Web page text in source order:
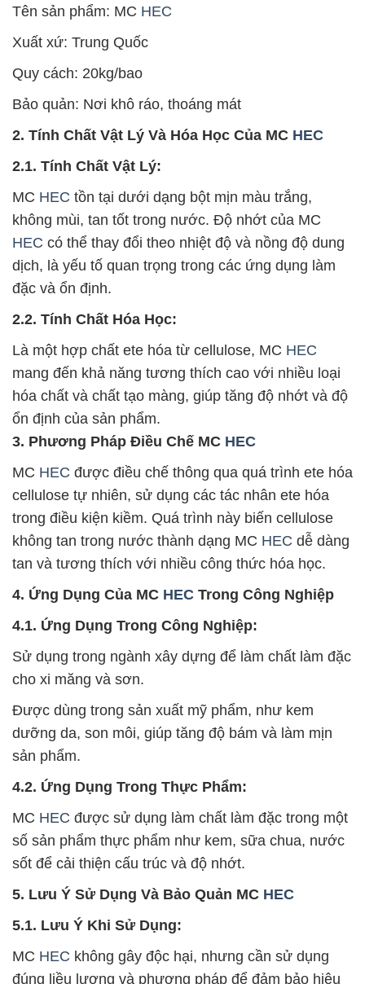
Tên sản phẩm: MC HEC
Xuất xứ: Trung Quốc
Quy cách: 20kg/bao
Bảo quản: Nơi khô ráo, thoáng mát
2. Tính Chất Vật Lý Và Hóa Học Của MC HEC
2.1. Tính Chất Vật Lý:
MC HEC tồn tại dưới dạng bột mịn màu trắng,
không mùi, tan tốt trong nước. Độ nhớt của MC
HEC có thể thay đổi theo nhiệt độ và nồng độ dung
dịch, là yếu tố quan trọng trong các ứng dụng làm
đặc và ổn định.
2.2. Tính Chất Hóa Học:
Là một hợp chất ete hóa từ cellulose, MC HEC
mang đến khả năng tương thích cao với nhiều loại
hóa chất và chất tạo màng, giúp tăng độ nhớt và độ
ổn định của sản phẩm.
3. Phương Pháp Điều Chế MC HEC
MC HEC được điều chế thông qua quá trình ete hóa
cellulose tự nhiên, sử dụng các tác nhân ete hóa
trong điều kiện kiềm. Quá trình này biến cellulose
không tan trong nước thành dạng MC HEC dễ dàng
tan và tương thích với nhiều công thức hóa học.
4. Ứng Dụng Của MC HEC Trong Công Nghiệp
4.1. Ứng Dụng Trong Công Nghiệp:
Sử dụng trong ngành xây dựng để làm chất làm đặc
cho xi măng và sơn.
Được dùng trong sản xuất mỹ phẩm, như kem
dưỡng da, son môi, giúp tăng độ bám và làm mịn
sản phẩm.
4.2. Ứng Dụng Trong Thực Phẩm:
MC HEC được sử dụng làm chất làm đặc trong một
số sản phẩm thực phẩm như kem, sữa chua, nước
sốt để cải thiện cấu trúc và độ nhớt.
5. Lưu Ý Sử Dụng Và Bảo Quản MC HEC
5.1. Lưu Ý Khi Sử Dụng:
MC HEC không gây độc hại, nhưng cần sử dụng
đúng liều lượng và phương pháp để đảm bảo hiệu